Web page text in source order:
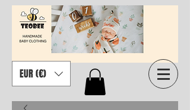
EUR (€)